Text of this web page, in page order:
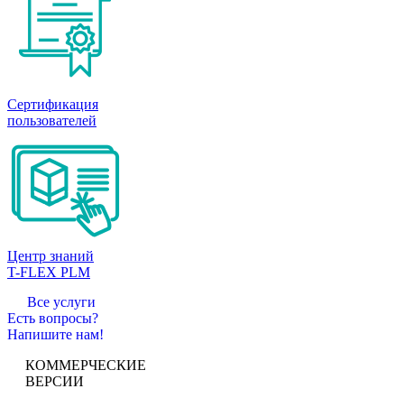
Сертификация
пользователей
Центр знаний
T-FLEX PLM
Все услуги
Есть вопросы?
Напишите нам!
КОММЕРЧЕСКИЕ
ВЕРСИИ